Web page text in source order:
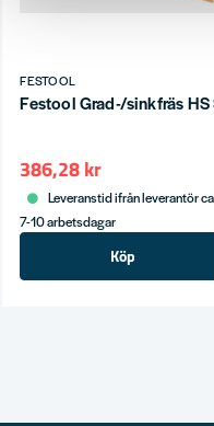
FESTOOL
Festool Grad-/sinkfräs
386,28 kr
Leveranstid ifrån leverantör ca
7-10 arbetsdagar
Köp